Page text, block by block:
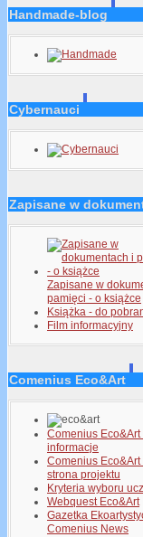
Handmade-blog
Cybernauci
Zapisane w
Zapisane w
pamięci - o książce
Książka - do
Film informacyjny
Comenius Eco&Art
Comenius Eco&Art
informacje
Comenius Eco&Art
strona projektu
Kryteria wyboru
Webquest Eco&Art
Gazetka
Comenius News